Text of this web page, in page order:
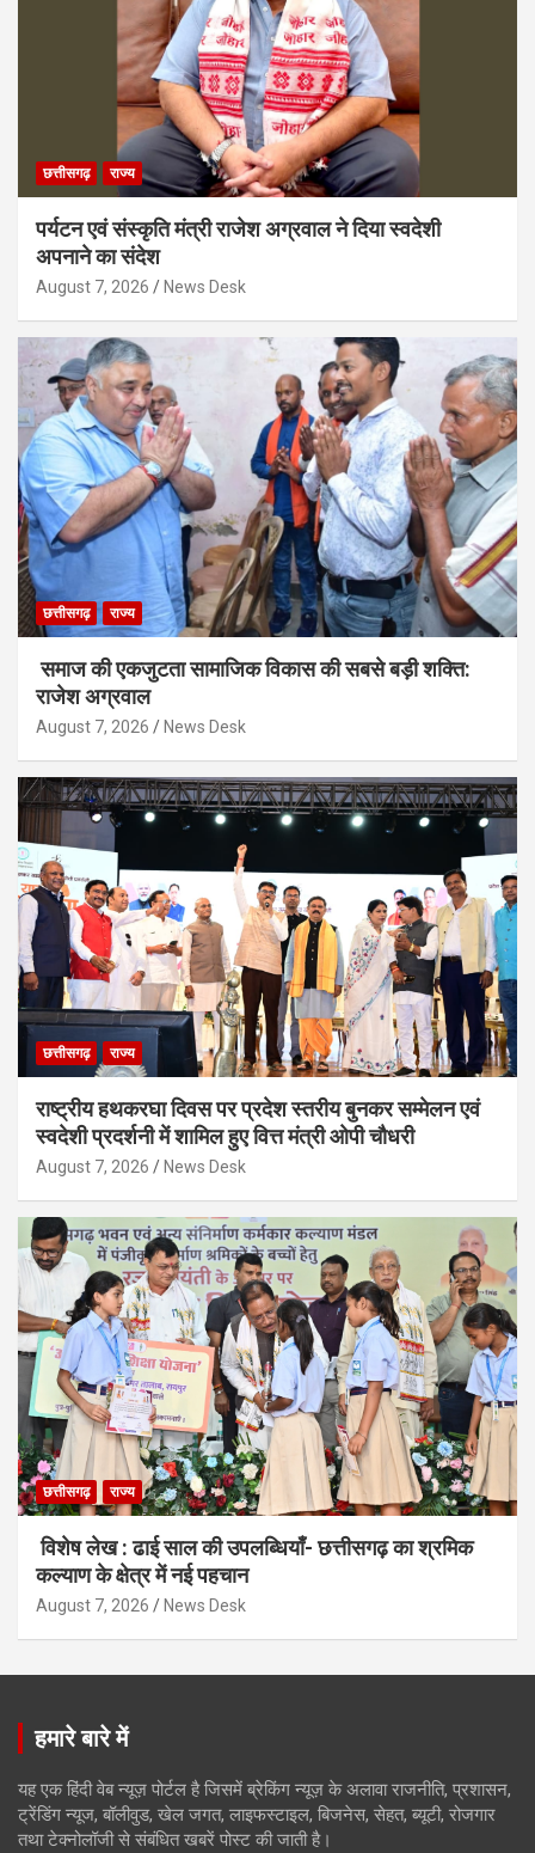
छत्तीसगढ़ राज्य
पर्यटन एवं संस्कृति मंत्री राजेश अग्रवाल ने दिया स्वदेशी
अपनाने का संदेश
August 7, 2026 News Desk
छत्तीसगढ़ राज्य
समाज की एकजुटता सामाजिक विकास की सबसे बड़ी शक्ति:
राजेश अग्रवाल
August 7, 2026 News Desk
छत्तीसगढ़ राज्य
राष्ट्रीय हथकरघा दिवस पर प्रदेश स्तरीय बुनकर सम्मेलन एवं
स्वदेशी प्रदर्शनी में शामिल हुए वित्त मंत्री ओपी चौधरी
August 7, 2026 News Desk
छत्तीसगढ़ राज्य
विशेष लेख : ढाई साल की उपलब्धियाँ- छत्तीसगढ़ का श्रमिक
कल्याण के क्षेत्र में नई पहचान
August 7, 2026 News Desk
हमारे बारे में
यह एक हिंदी वेब न्यूज़ पोर्टल है जिसमें ब्रेकिंग न्यूज़ के अलावा राजनीति, प्रशासन,
ट्रेंडिंग न्यूज, बॉलीवुड, खेल जगत, लाइफस्टाइल, बिजनेस, सेहत, ब्यूटी, रोजगार
तथा टेक्नोलॉजी से संबंधित खबरें पोस्ट की जाती है।